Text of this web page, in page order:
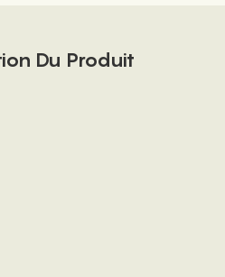
Du Produit